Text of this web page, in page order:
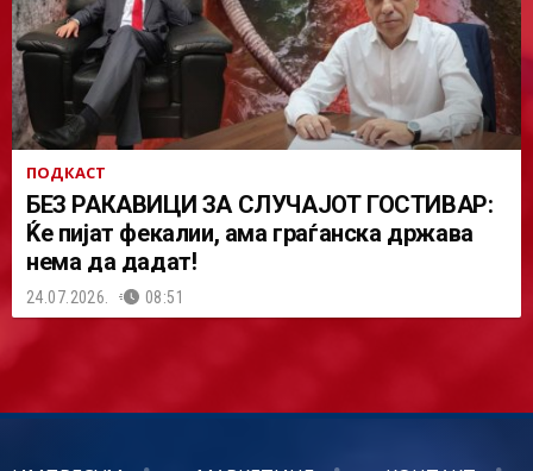
ПОДКАСТ
БЕЗ РАКАВИЦИ ЗА СЛУЧАЈОТ ГОСТИВАР:
Ќе пијат фекалии, ама граѓанска држава
нема да дадат!
24.07.2026. 08:51